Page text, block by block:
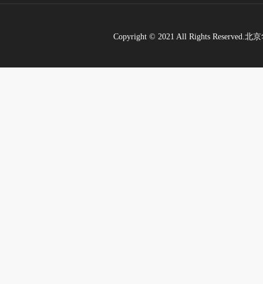
Copyright © 2021 All Rights Reserved.北